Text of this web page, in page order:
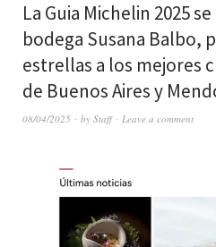
La Guia Michelin 2025
bodega Susana Balbo,
estrellas a los mejores
de Buenos Aires y
08/04/2025 by Staff Leave a comment